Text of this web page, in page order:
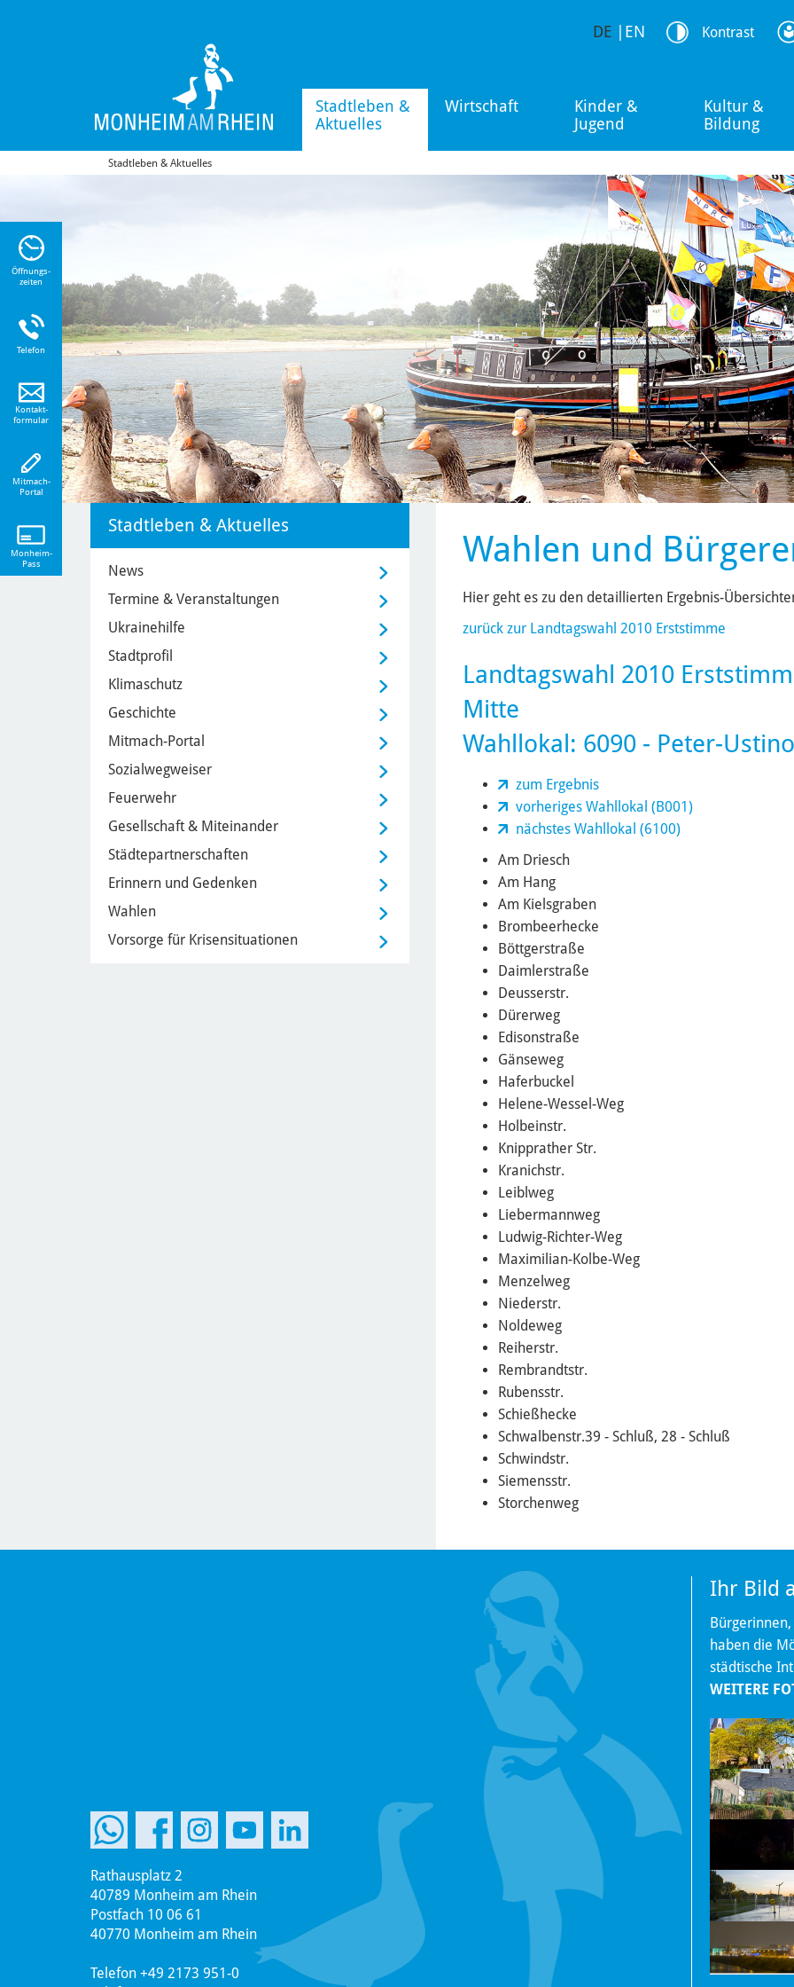
Stadtleben &
Aktuelles
Wirtschaft
Kinder &
Jugend
Kultur &
Bildung
DE EN Kontrast
Stadtleben & Aktuelles
Wahlen und
Hier geht es zu den detaillierten Ergebnis-
zurück zur Landtagswahl 2010 Erststimme
Landtagswahl 2010
Mitte
Wahllokal: 6090 - Peter-
zum Ergebnis
vorheriges Wahllokal (B001)
nächstes Wahllokal (6100)
Am Driesch
Am Hang
Am Kielsgraben
Brombeerhecke
Böttgerstraße
Daimlerstraße
Deusserstr.
Dürerweg
Edisonstraße
Gänseweg
Haferbuckel
Helene-Wessel-Weg
Holbeinstr.
Knipprather Str.
Kranichstr.
Leiblweg
Liebermannweg
Ludwig-Richter-Weg
Maximilian-Kolbe-Weg
Menzelweg
Niederstr.
Noldeweg
Reiherstr.
Rembrandtstr.
Rubensstr.
Schießhecke
Schwalbenstr.39 - Schluß, 28 - Schluß
Schwindstr.
Siemensstr.
Storchenweg
Stadtleben & Aktuelles
News
Termine & Veranstaltungen
Ukrainehilfe
Stadtprofil
Klimaschutz
Geschichte
Mitmach-Portal
Sozialwegweiser
Feuerwehr
Gesellschaft & Miteinander
Städtepartnerschaften
Erinnern und Gedenken
Wahlen
Vorsorge für Krisensituationen
Rathausplatz 2
40789 Monheim am Rhein
Postfach 10 06 61
40770 Monheim am Rhein
Telefon +49 2173 951-0
Ihr Bild
haben die
städtische
WEITERE
Öffnungs-
zeiten
Telefon
Kontakt-
formular
Mitmach-
Portal
Monheim-
Pass
Sie
zu